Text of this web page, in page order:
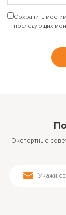
Сохранить моё
последующих
Экспертные